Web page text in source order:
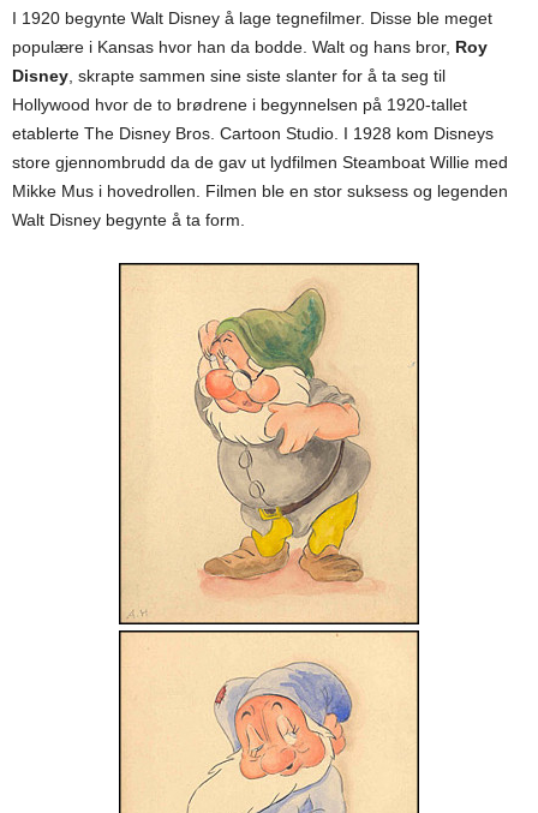
I 1920 begynte Walt Disney å lage tegnefilmer. Disse ble meget
populære i Kansas hvor han da bodde. Walt og hans bror, Roy
Disney , skrapte sammen sine siste slanter for å ta seg til
Hollywood hvor de to brødrene i begynnelsen på 1920-tallet
etablerte The Disney Bros. Cartoon Studio. I 1928 kom Disneys
store gjennombrudd da de gav ut lydfilmen Steamboat Willie med
Mikke Mus i hovedrollen. Filmen ble en stor suksess og legenden
Walt Disney begynte å ta form.